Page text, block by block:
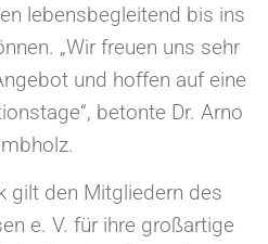
lebensbegleitend bis ins
„Wir freuen uns sehr
und hoffen auf eine
betonte Dr. Arno
gilt den Mitgliedern des
e. V. für ihre großartige